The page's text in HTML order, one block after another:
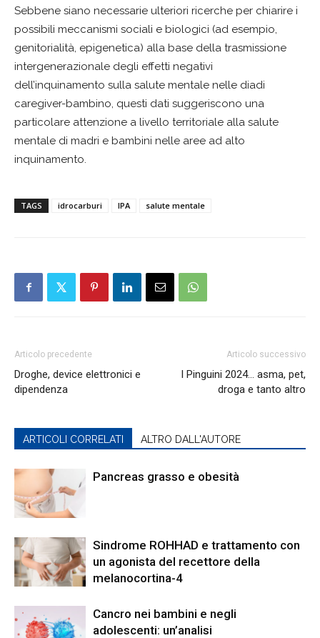
Sebbene siano necessarie ulteriori ricerche per chiarire i
possibili meccanismi sociali e biologici (ad esempio,
genitorialità, epigenetica) alla base della trasmissione
intergenerazionale degli effetti negativi
dell’inquinamento sulla salute mentale nelle diadi
caregiver-bambino, questi dati suggeriscono una
particolare attenzione a livello territoriale alla salute
mentale di madri e bambini nelle aree ad alto
inquinamento.
TAGS idrocarburi IPA salute mentale
Articolo precedente
Droghe, device elettronici e
dipendenza
Articolo successivo
I Pinguini 2024… asma, pet,
droga e tanto altro
ARTICOLI CORRELATI ALTRO DALL'AUTORE
Pancreas grasso e obesità
Sindrome ROHHAD e trattamento con
un agonista del recettore della
melanocortina-4
Cancro nei bambini e negli
adolescenti: un’analisi